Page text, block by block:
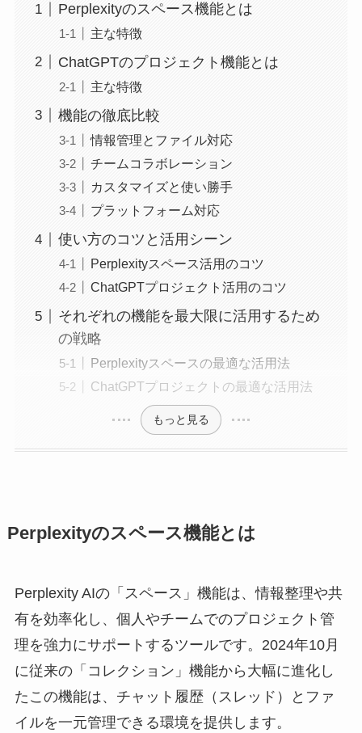
Perplexityのスペース機能とは
主な特徴
ChatGPTのプロジェクト機能とは
主な特徴
機能の徹底比較
情報管理とファイル対応
チームコラボレーション
カスタマイズと使い勝手
プラットフォーム対応
使い方のコツと活用シーン
Perplexityスペース活用のコツ
ChatGPTプロジェクト活用のコツ
それぞれの機能を最大限に活用するため
の戦略
Perplexityスペースの最適な活用法
ChatGPTプロジェクトの最適な活用法
もっと見る
Perplexityのスペース機能とは
Perplexity AIの「スペース」機能は、情報整理や共
有を効率化し、個人やチームでのプロジェクト管
理を強力にサポートするツールです。2024年10月
に従来の「コレクション」機能から大幅に進化し
たこの機能は、チャット履歴（スレッド）とファ
イルを一元管理できる環境を提供します。